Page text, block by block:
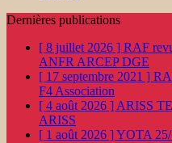
Dernières publications
[ 8 juillet 2026 ] RAF
ANFR ARCEP DGE
[ 17 septembre 2021 ]
F4 Association
[ 4 août 2026 ] ARISS
ARISS
[ 1 août 2026 ]YOTA 25/